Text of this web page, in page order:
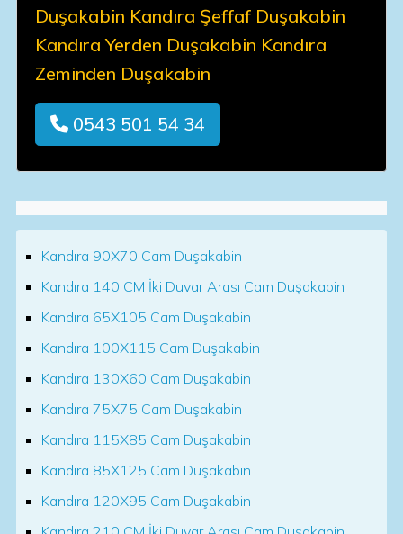
Duşakabin Kandıra Şeffaf Duşakabin
Kandıra Yerden Duşakabin Kandıra
Zeminden Duşakabin
0543 501 54 34
Kandıra 90X70 Cam Duşakabin
Kandıra 140 CM İki Duvar Arası Cam Duşakabin
Kandıra 65X105 Cam Duşakabin
Kandıra 100X115 Cam Duşakabin
Kandıra 130X60 Cam Duşakabin
Kandıra 75X75 Cam Duşakabin
Kandıra 115X85 Cam Duşakabin
Kandıra 85X125 Cam Duşakabin
Kandıra 120X95 Cam Duşakabin